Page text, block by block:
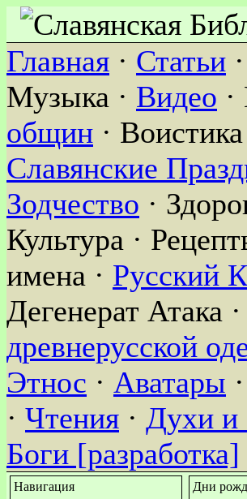
Главная · Статьи ·
Музыка · Видео
общин ·
Славянские
Зодчество ·
Культура ·
имена · Русский
Дегенерат Атака ·
древнерусской
Этнос · Аватары
· Чтения · Духи и
Боги [разработка]
Навигация
Дни